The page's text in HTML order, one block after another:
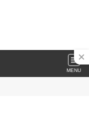
MENU